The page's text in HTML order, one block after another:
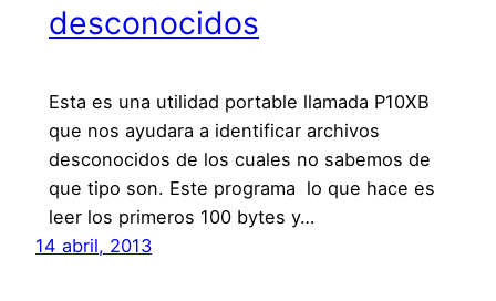
desconocidos
Esta es una utilidad portable llamada P10XB
que nos ayudara a identificar archivos
desconocidos de los cuales no sabemos de
que tipo son. Este programa lo que hace es
leer los primeros 100 bytes y…
14 abril, 2013